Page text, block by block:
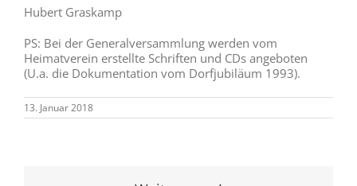
Hubert Graskamp
PS: Bei der Generalversammlung werden vom
Heimatverein erstellte Schriften und CDs angeboten
(U.a. die Dokumentation vom Dorfjubiläum 1993).
13. Januar 2018